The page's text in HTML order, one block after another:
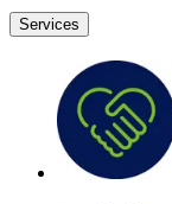
Services